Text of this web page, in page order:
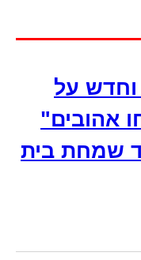
וחדש על
אהובים"
שמחת בית